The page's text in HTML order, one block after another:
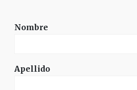
Nombre
Apellido